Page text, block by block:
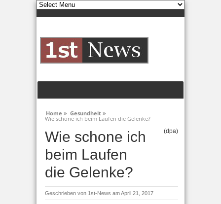
Home » Gesundheit »
Wie schone ich beim Laufen die Gelenke?
Wie schone ich
beim Laufen
die Gelenke?
(dpa)
Geschrieben von 1st-News am April 21, 2017